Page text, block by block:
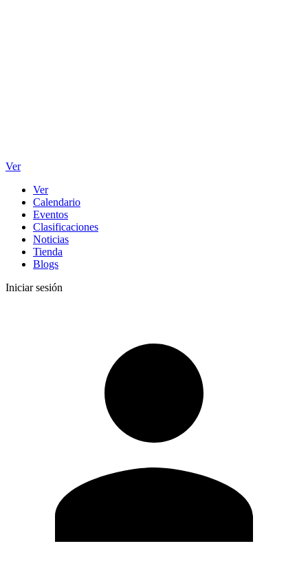
Ver
Ver
Calendario
Eventos
Clasificaciones
Noticias
Tienda
Blogs
Iniciar sesión